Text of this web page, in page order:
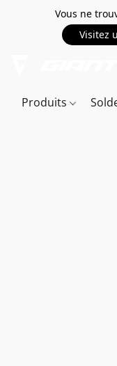
Vous ne
Visitez
Produits